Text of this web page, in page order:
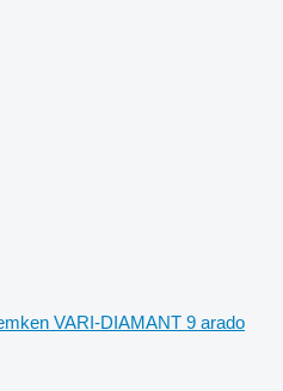
VARI-DIAMANT 9 arado